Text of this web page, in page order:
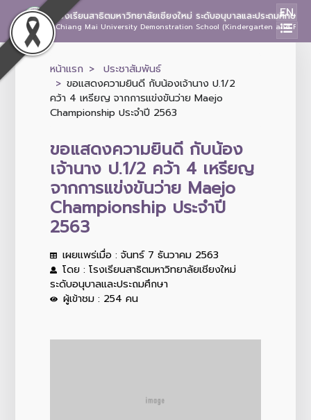
โรงเรียนสาธิตมหาวิทยาลัยเชียงใหม่ ระดับอนุบาลและประถมศึกษา
Chiang Mai University Demonstration School (Kindergarten and
EN
หน้าแรก
ประชาสัมพันธ์
ขอแสดงความยินดี กับน้องเจ้านาง ป.1/2
คว้า 4 เหรียญ จากการแข่งขันว่าย Maejo
Championship ประจำปี 2563
ขอแสดงความยินดี กับน้อง
เจ้านาง ป.1/2 คว้า 4 เหรียญ
จากการแข่งขันว่าย Maejo
Championship ประจำปี
2563
เผยแพร่เมื่อ : จันทร์ 7 ธันวาคม 2563
โดย : โรงเรียนสาธิตมหาวิทยาลัยเชียงใหม่
ระดับอนุบาลและประถมศึกษา
ผู้เข้าชม : 254 คน